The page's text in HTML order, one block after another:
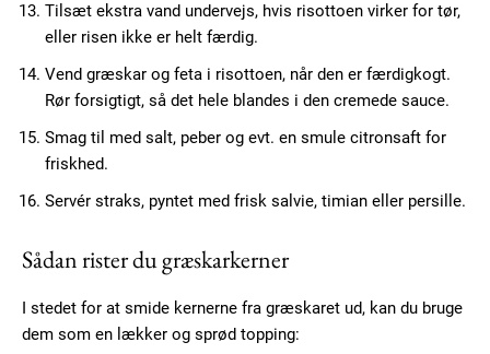
Subscription Plans
Free limited access
Etiam est nibh, lobortis sit
Praesent euismod ac
Tilsæt ekstra vand undervejs, hvis risottoen virker for tør,
eller risen ikke er helt færdig.
Vend græskar og feta i risottoen, når den er færdigkogt.
Rør forsigtigt, så det hele blandes i den cremede sauce.
Smag til med salt, peber og evt. en smule citronsaft for
friskhed.
Servér straks, pyntet med frisk salvie, timian eller persille.
Sådan rister du græskarkerner
I stedet for at smide kernerne fra græskaret ud, kan du bruge
dem som en lækker og sprød topping: